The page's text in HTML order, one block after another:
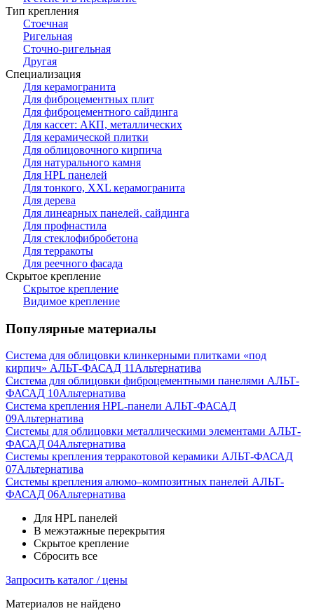
Тип крепления
Стоечная
Ригельная
Сточно-ригельная
Другая
Специализация
Для керамогранита
Для фиброцементных плит
Для фиброцементного сайдинга
Для кассет: АКП, металлических
Для керамической плитки
Для облицовочного кирпича
Для натурального камня
Для HPL панелей
Для тонкого, XXL керамогранита
Для дерева
Для линеарных панелей, сайдинга
Для профнастила
Для стеклофибробетона
Для терракоты
Для реечного фасада
Скрытое крепление
Скрытое крепление
Видимое крепление
Популярные материалы
Система для облицовки клинкерными плитками «под
кирпич» АЛЬТ-ФАСАД 11 Альтернатива
Система для облицовки фиброцементными панелями АЛЬТ-
ФАСАД 10Альтернатива
Система крепления HPL-панели АЛЬТ-ФАСАД
09Альтернатива
Системы для облицовки металлическими элементами АЛЬТ-
ФАСАД 04Альтернатива
Системы крепления терракотовой керамики АЛЬТ-ФАСАД
07Альтернатива
Cистемы крепления алюмо–композитных панелей АЛЬТ-
ФАСАД 06Альтернатива
Для HPL панелей
В межэтажные перекрытия
Скрытое крепление
Сбросить все
Запросить каталог / цены
Материалов не найдено